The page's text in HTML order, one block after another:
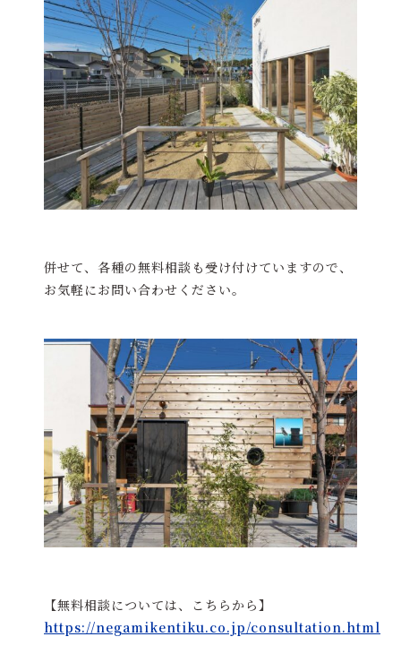
併せて、各種の無料相談も受け付けていますので、
お気軽にお問い合わせください。
【無料相談については、こちらから】
https://negamikentiku.co.jp/consultation.html